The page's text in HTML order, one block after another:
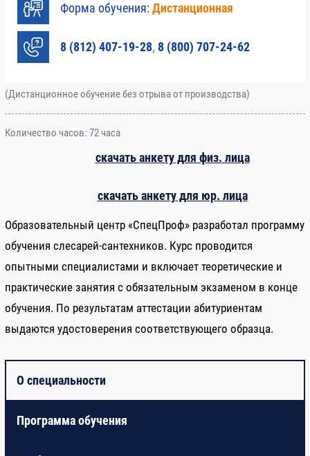
Форма обучения:Дистанционная
8 (812) 407-19-28, 8 (800) 707-24-62
(Дистанционное обучение без отрыва от производства)
Количество часов: 72 часа
скачать анкету для физ. лица
скачать анкету для юр. лица
Образовательный центр «СпецПроф» разработал программу
обучения слесарей-сантехников. Курс проводится
опытными специалистами и включает теоретические и
практические занятия с обязательным экзаменом в конце
обучения. По результатам аттестации абитуриентам
выдаются удостоверения соответствующего образца.
О специальности
Программа обучения